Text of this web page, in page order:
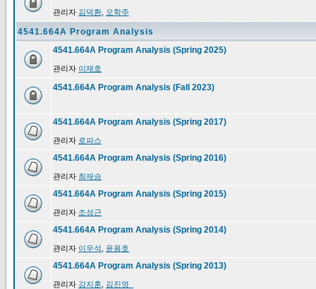
관리자 김덕환 오학주
4541.664A Program Analysis
4541.664A Program Analysis (Spring 2025)
관리자 이재호
4541.664A Program Analysis (Fall 2023)
4541.664A Program Analysis (Spring 2017)
관리자 로파스
4541.664A Program Analysis (Spring 2016)
관리자 최재승
4541.664A Program Analysis (Spring 2015)
관리자 조성근
4541.664A Program Analysis (Spring 2014)
관리자 이우석 윤용호
4541.664A Program Analysis (Spring 2013)
관리자 강지훈 김진영_